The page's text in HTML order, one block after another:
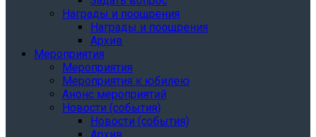
Награды и поощрения
Награды и поощрения
Архив
Мероприятия
Мероприятия
Мероприятия к юбилею
Анонс мероприятий
Новости (события)
Новости (события)